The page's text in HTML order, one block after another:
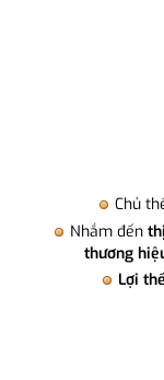
Chủ
Nhắm đến
thương
Lợi